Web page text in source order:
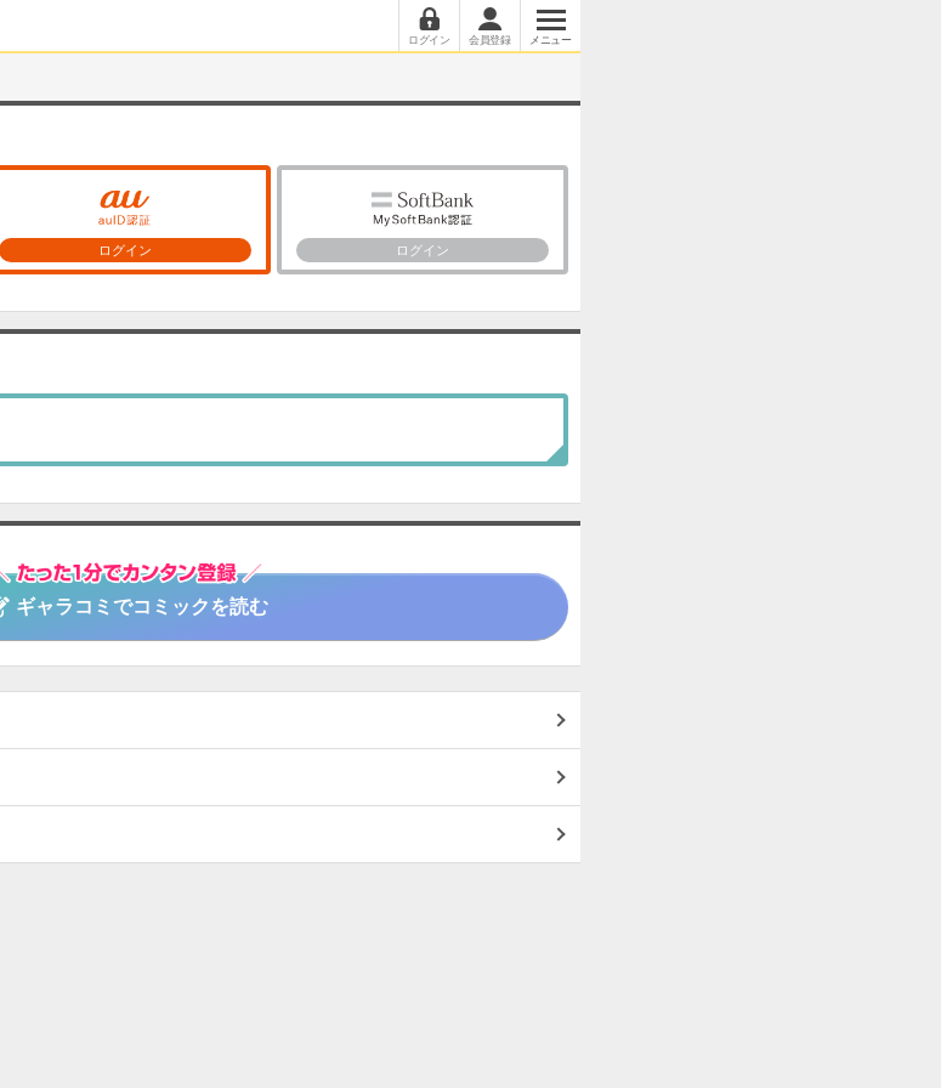
ログイン 会員登録 メニュー
ログイン ログイン
ギャラコミでコミックを読む